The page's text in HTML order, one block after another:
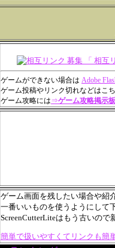
ゲームができない場合は Adobe
ゲーム投稿やリンク切れなどはこ
ゲーム攻略には⇒ゲーム攻略掲示板
ゲーム画面を残したい場合や紹
一番いいものを使うようにして
ScreenCutterLiteはもう古いの
簡単で扱いやすくてリンクも簡